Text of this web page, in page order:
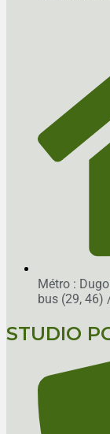
Métro :
bus (29, 46)
STUDIO